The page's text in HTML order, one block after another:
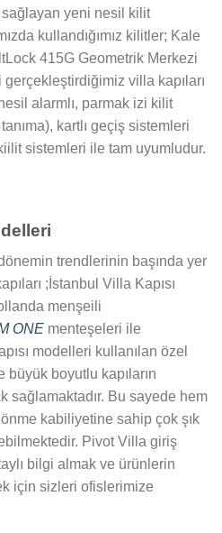
yeni nesil kilit
kullandığımız kilitler; Kale
415G Geometrik Merkezi
villa kapıları
alarmlı, parmak izi kilit
kartlı geçiş sistemleri
sistemleri ile tam uyumludur.
trendlerinin başında yer
;İstanbul Villa Kapısı
menşeili
ONE menteşeleri ile
modelleri kullanılan özel
boyutlu kapıların
sağlamaktadır. Bu sayede hem
kabiliyetine sahip çok şık
Pivot Villa giriş
bilgi almak ve ürünlerin
için sizleri ofislerimize